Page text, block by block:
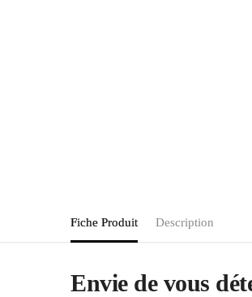
Fiche Produit Description
Envie de vous